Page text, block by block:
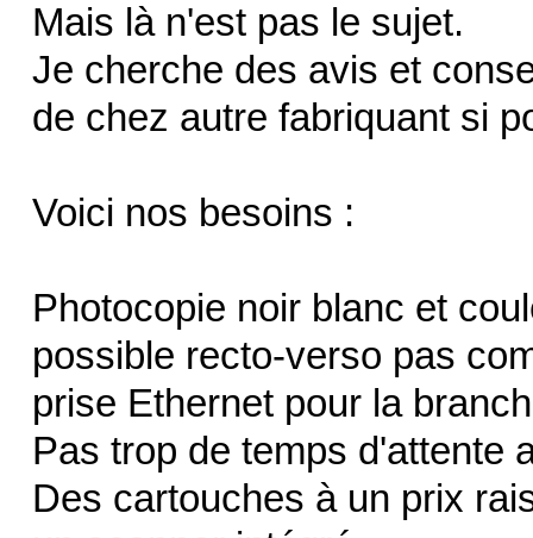
Mais là n'est pas le sujet.
Je cherche des avis et
de chez autre fabriquant si
Voici nos besoins :
Photocopie noir blanc et
possible recto-verso pas
prise Ethernet pour la
Pas trop de temps d'attente
Des cartouches à un prix